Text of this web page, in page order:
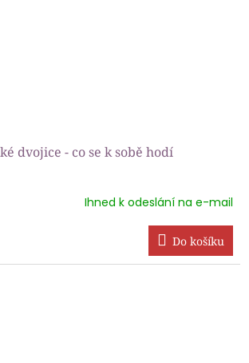
dvojice - co se k sobě hodí
Ihned k odeslání na e-mail
Do košíku